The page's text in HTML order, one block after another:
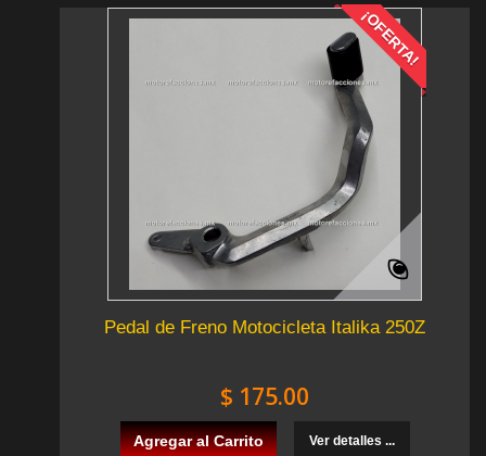
¡OFERTA!
Pedal de Freno Motocicleta Italika 250Z
$ 175.00
Agregar al Carrito Ver detalles ...